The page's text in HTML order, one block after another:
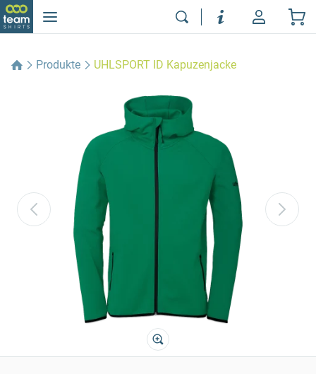
Produkte UHLSPORT ID Kapuzenjacke